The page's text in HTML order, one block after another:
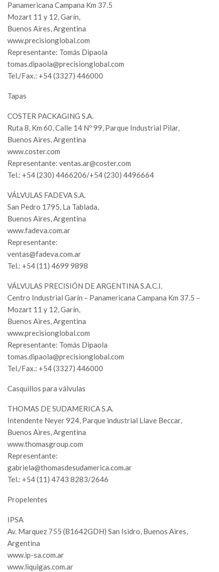
Panamericana Campana Km 37.5
Mozart 11 y 12, Garín,
Buenos Aires, Argentina
www.precisionglobal.com
Representante: Tomás Dipaola
tomas.dipaola@precisionglobal.com
Tel./Fax.: +54 (3327) 446000
Tapas
COSTER PACKAGING S.A.
Ruta 8, Km 60, Calle 14 Nº 99, Parque Industrial Pilar,
Buenos Aires, Argentina
www.coster.com
Representante: ventas.ar@coster.com
Tel.: +54 (230) 4466206/+54 (230) 4496664
VÁLVULAS FADEVA S.A.
San Pedro 1795, La Tablada,
Buenos Aires, Argentina
www.fadeva.com.ar
Representante:
ventas@fadeva.com.ar
Tel.: +54 (11) 4699 9898
VÁLVULAS PRECISIÓN DE ARGENTINA S.A.C.I.
Centro Industrial Garín – Panamericana Campana Km 37.5 –
Mozart 11 y 12, Garín,
Buenos Aires, Argentina
www.precisionglobal.com
Representante: Tomás Dipaola
tomas.dipaola@precisionglobal.com
Tel./Fax.: +54 (3327) 446000
Casquillos para válvulas
THOMAS DE SUDAMERICA S.A.
Intendente Neyer 924, Parque industrial Llave Beccar,
Buenos Aires, Argentina
www.thomasgroup.com
Representante:
gabriela@thomasdesudamerica.com.ar
Tel.: +54 (11) 4743 8283/2646
Propelentes
IPSA
Av. Marquez 755 (B1642GDH) San Isidro, Buenos Aires,
Argentina
www.ip-sa.com.ar
www.liquigas.com.ar